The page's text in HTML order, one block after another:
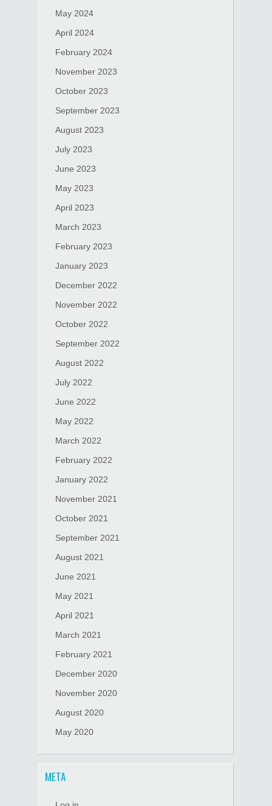
May 2024
April 2024
February 2024
November 2023
October 2023
September 2023
August 2023
July 2023
June 2023
May 2023
April 2023
March 2023
February 2023
January 2023
December 2022
November 2022
October 2022
September 2022
August 2022
July 2022
June 2022
May 2022
March 2022
February 2022
January 2022
November 2021
October 2021
September 2021
August 2021
June 2021
May 2021
April 2021
March 2021
February 2021
December 2020
November 2020
August 2020
May 2020
META